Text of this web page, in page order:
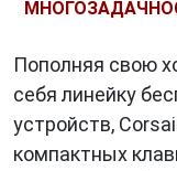
используют
клавиатуры с
множеством
улучшения
Пополняя свою
себя линейку
устройств,
компактных